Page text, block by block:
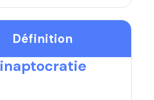
Définition
inaptocratie